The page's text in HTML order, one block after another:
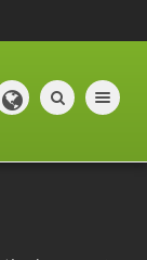
Toggle